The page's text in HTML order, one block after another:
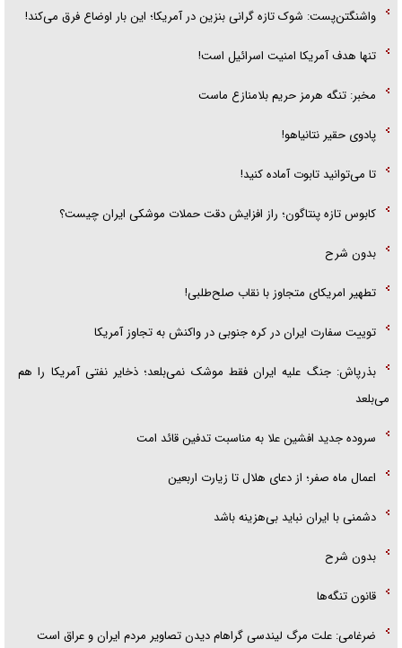
واشنگتن‌پست: شوک تازه گرانی بنزین در آمریکا؛ این بار اوضاع فرق می‌کند!
تنها هدف آمریکا امنیت اسرائیل است!
مخبر: تنگه هرمز حریم بلامنازع ماست
پادوی حقیر نتانیاهو!
تا می‌توانید تابوت آماده کنید!
کابوس تازه پنتاگون؛ راز افزایش دقت حملات موشکی ایران چیست؟
بدون شرح
تطهیر امریکای متجاوز با نقاب صلح‌طلبی!
توییت سفارت ایران در کره جنوبی در واکنش به تجاوز آمریکا
بذرپاش: ‏جنگ علیه ایران فقط موشک نمی‌بلعد؛ ذخایر نفتی آمریکا را هم
می‌بلعد
سروده جدید افشین علا به مناسبت تدفین قائد امت
اعمال ماه صفر؛ از دعای هلال تا زیارت اربعین
دشمنی با ایران نباید بی‌هزینه باشد
بدون شرح
قانون تنگه‌ها
ضرغامی: علت مرگ لیندسی گراهام دیدن تصاویر مردم ایران و عراق است